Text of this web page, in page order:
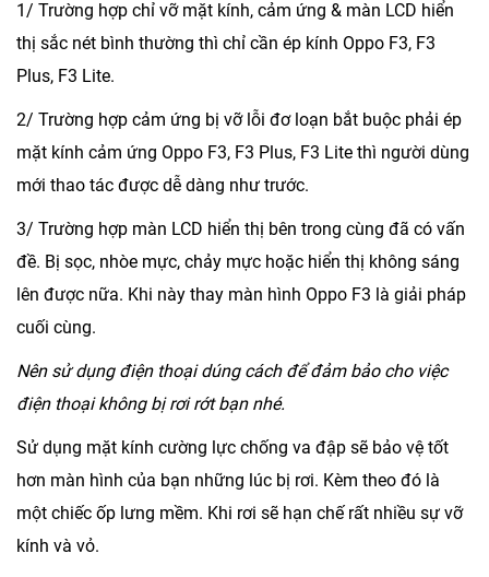
1/ Trường hợp chỉ vỡ mặt kính, cảm ứng & màn LCD hiển
thị sắc nét bình thường thì chỉ cần ép kính Oppo F3, F3
Plus, F3 Lite.
2/ Trường hợp cảm ứng bị vỡ lỗi đơ loạn bắt buộc phải ép
mặt kính cảm ứng Oppo F3, F3 Plus, F3 Lite thì người dùng
mới thao tác được dễ dàng như trước.
3/ Trường hợp màn LCD hiển thị bên trong cùng đã có vấn
đề. Bị sọc, nhòe mực, chảy mực hoặc hiển thị không sáng
lên được nữa. Khi này thay màn hình Oppo F3 là giải pháp
cuối cùng.
Nên sử dụng điện thoại dúng cách để đảm bảo cho việc
điện thoại không bị rơi rớt bạn nhé.
Sử dụng mặt kính cường lực chống va đập sẽ bảo vệ tốt
hơn màn hình của bạn những lúc bị rơi. Kèm theo đó là
một chiếc ốp lưng mềm. Khi rơi sẽ hạn chế rất nhiều sự vỡ
kính và vỏ.